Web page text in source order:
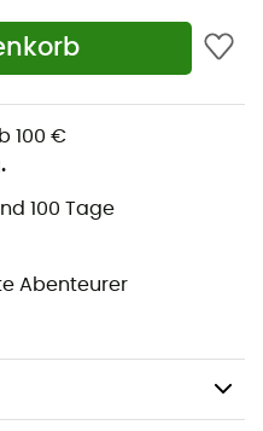
100 €
100 Tage
Abenteurer
mit Grobkorn-Zipper
wärmenden
modernen, weiten
lässt sich gut mit
kombinieren